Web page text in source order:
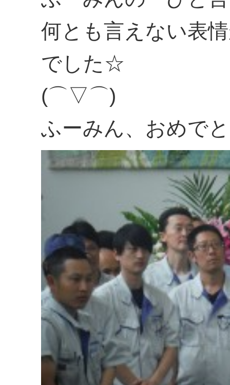
何とも言えない表
でした☆
(⌒▽⌒)
ふーみん、おめで